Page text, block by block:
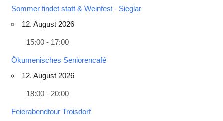
Sommer findet statt & Weinfest - Sieglar
12. August 2026
15:00 - 17:00
Ökumenisches Seniorencafé
12. August 2026
18:00 - 20:00
Feierabendtour Troisdorf